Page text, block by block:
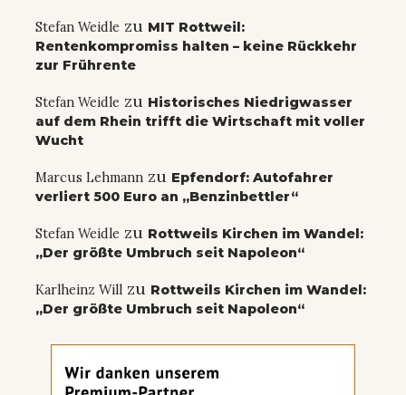
Stefan Weidle zu MIT Rottweil:
Rentenkompromiss halten – keine Rückkehr
zur Frührente
Stefan Weidle zu Historisches Niedrigwasser
auf dem Rhein trifft die Wirtschaft mit voller
Wucht
Marcus Lehmann zu Epfendorf: Autofahrer
verliert 500 Euro an „Benzinbettler“
Stefan Weidle zu Rottweils Kirchen im Wandel:
„Der größte Umbruch seit Napoleon“
Karlheinz Will zu Rottweils Kirchen im Wandel:
„Der größte Umbruch seit Napoleon“